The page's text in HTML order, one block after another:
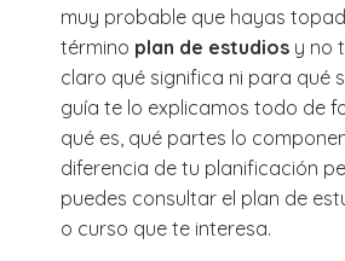
muy probable que hayas
término plan de estudios y no
claro qué significa ni para qué
guía te lo explicamos todo de
qué es, qué partes lo
diferencia de tu planificación
puedes consultar el plan de
o curso que te interesa.